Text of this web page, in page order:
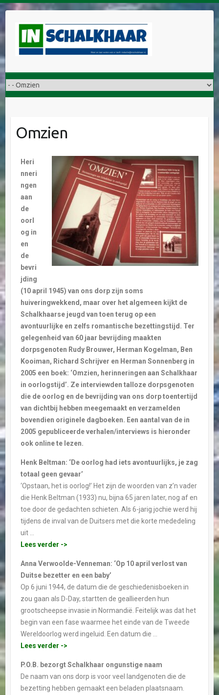
Omzien
Heri
nneri
ngen
aan
de
oorl
og in
en
de
bevri
jding
(10 april 1945) van ons dorp zijn soms
huiveringwekkend, maar over het algemeen kijkt de
Schalkhaarse jeugd van toen terug op een
avontuurlijke en zelfs romantische bezettingstijd. Ter
gelegenheid van 60 jaar bevrijding maakten
dorpsgenoten Rudy Brouwer, Herman Kogelman, Ben
Kooiman, Richard Schrijver en Herman Sonnenberg in
2005 een boek: ‘Omzien, herinneringen aan Schalkhaar
in oorlogstijd’. Ze interviewden talloze dorpsgenoten
die de oorlog en de bevrijding van ons dorp toentertijd
van dichtbij hebben meegemaakt en verzamelden
bovendien originele dagboeken. Een aantal van de in
2005 gepubliceerde verhalen/interviews is hieronder
ook online te lezen.
Henk Beltman: ‘De oorlog had iets avontuurlijks, je zag
totaal geen gevaar’
‘Opstaan, het is oorlog!’ Het zijn de woorden van z’n vader
die Henk Beltman (1933) nu, bijna 65 jaren later, nog af en
toe door de gedachten schieten. Als 6-jarig jochie werd hij
tijdens de inval van de Duitsers met die korte mededeling
uit …
Lees verder ->
Anna Verwoolde-Venneman: ‘Op 10 april verlost van
Duitse bezetter en een baby’
Op 6 juni 1944, de datum die de geschiedenisboeken in
zou gaan als D-Day, startten de geallieerden hun
grootscheepse invasie in Normandië. Feitelijk was dat het
begin van een fase waarmee het einde van de Tweede
Wereldoorlog werd ingeluid. Een datum die …
Lees verder ->
P.O.B. bezorgt Schalkhaar ongunstige naam
De naam van ons dorp is voor veel landgenoten die de
bezetting hebben gemaakt een beladen plaatsnaam.